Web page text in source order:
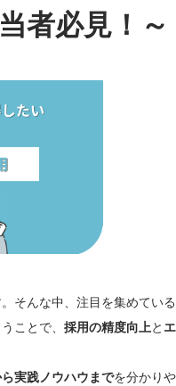
者必見！～
そんな中、注目を集めてい
ことで、 採用の精度向上と
実践ノウハウまでを分かりや